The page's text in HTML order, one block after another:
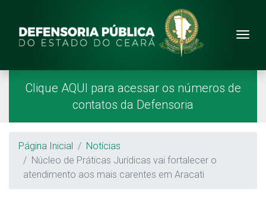
Site da Defensoria
Menu Principal
Página Inicial
Clique AQUI para acessar os números de
contatos da Defensoria
Breadcrumb
Página Inicial
Notícias
Núcleo de Práticas Jurídicas vai fortalecer o
atendimento aos mais carentes em Aracati